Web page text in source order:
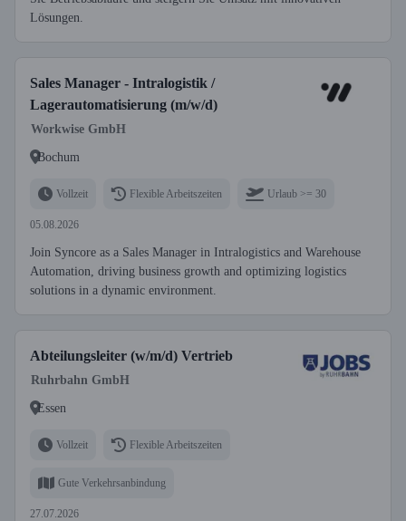
Lösungen.
Sales Manager - Intralogistik /
Lagerautomatisierung (m/w/d)
Workwise GmbH
Bochum
Vollzeit Flexible Arbeitszeiten Urlaub >= 30
05.08.2026
Join Syncore as a Sales Manager in Intralogistics and Warehouse
Automation, driving business growth and optimizing logistics
solutions in a dynamic environment.
Abteilungsleiter (w/m/d) Vertrieb
Ruhrbahn GmbH
Essen
Vollzeit Flexible Arbeitszeiten
Gute Verkehrsanbindung
27.07.2026